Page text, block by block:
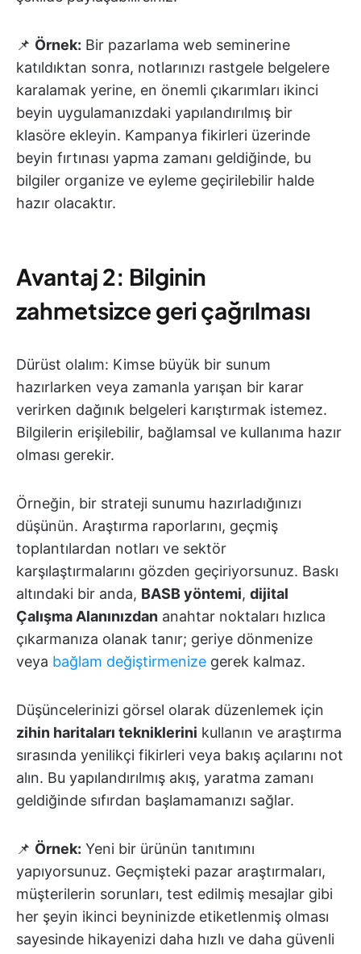
📌 Örnek: Bir pazarlama web seminerine
katıldıktan sonra, notlarınızı rastgele belgelere
karalamak yerine, en önemli çıkarımları ikinci
beyin uygulamanızdaki yapılandırılmış bir
klasöre ekleyin. Kampanya fikirleri üzerinde
beyin fırtınası yapma zamanı geldiğinde, bu
bilgiler organize ve eyleme geçirilebilir halde
hazır olacaktır.
Avantaj 2: Bilginin
zahmetsizce geri çağrılması
Dürüst olalım: Kimse büyük bir sunum
hazırlarken veya zamanla yarışan bir karar
verirken dağınık belgeleri karıştırmak istemez.
Bilgilerin erişilebilir, bağlamsal ve kullanıma hazır
olması gerekir.
Örneğin, bir strateji sunumu hazırladığınızı
düşünün. Araştırma raporlarını, geçmiş
toplantılardan notları ve sektör
karşılaştırmalarını gözden geçiriyorsunuz. Baskı
altındaki bir anda, BASB yöntemi, dijital
Çalışma Alanınızdan anahtar noktaları hızlıca
çıkarmanıza olanak tanır; geriye dönmenize
veya bağlam değiştirmenize gerek kalmaz.
Düşüncelerinizi görsel olarak düzenlemek için
zihin haritaları tekniklerini kullanın ve araştırma
sırasında yenilikçi fikirleri veya bakış açılarını not
alın. Bu yapılandırılmış akış, yaratma zamanı
geldiğinde sıfırdan başlamamanızı sağlar.
📌 Örnek: Yeni bir ürünün tanıtımını
yapıyorsunuz. Geçmişteki pazar araştırmaları,
müşterilerin sorunları, test edilmiş mesajlar gibi
her şeyin ikinci beyninizde etiketlenmiş olması
sayesinde hikayenizi daha hızlı ve daha güvenli